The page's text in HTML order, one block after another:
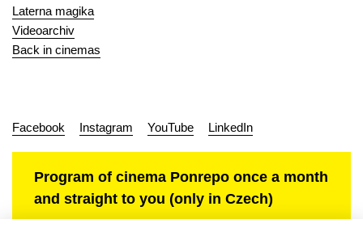
Laterna magika
Videoarchiv
Back in cinemas
Facebook Instagram YouTube LinkedIn
Program of cinema Ponrepo once a month
and straight to you (only in Czech)